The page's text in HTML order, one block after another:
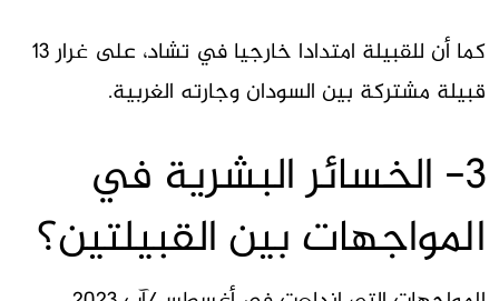
كما أن للقبيلة امتدادا خارجيا في تشاد، على غرار 13
قبيلة مشتركة بين السودان وجارته الغربية.
3- الخسائر البشرية في
المواجهات بين القبيلتين؟